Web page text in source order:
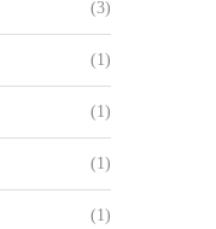
(3)
(1)
(1)
(1)
(1)